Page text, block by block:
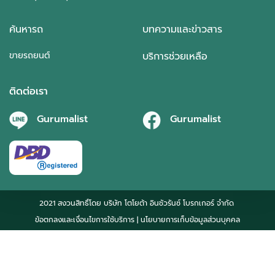
ค้นหารถ บทความและข่าวสาร
ขายรถยนต์ บริการช่วยเหลือ
ติดต่อเรา
Gurumalist
Gurumalist
2021 สงวนสิทธิ์โดย บริษัท โตโยต้า อินชัวรันซ์ โบรกเกอร์ จำกัด
ข้อตกลงและเงื่อนไขการใช้บริการ | นโยบายการเก็บข้อมูลส่วนบุคคล